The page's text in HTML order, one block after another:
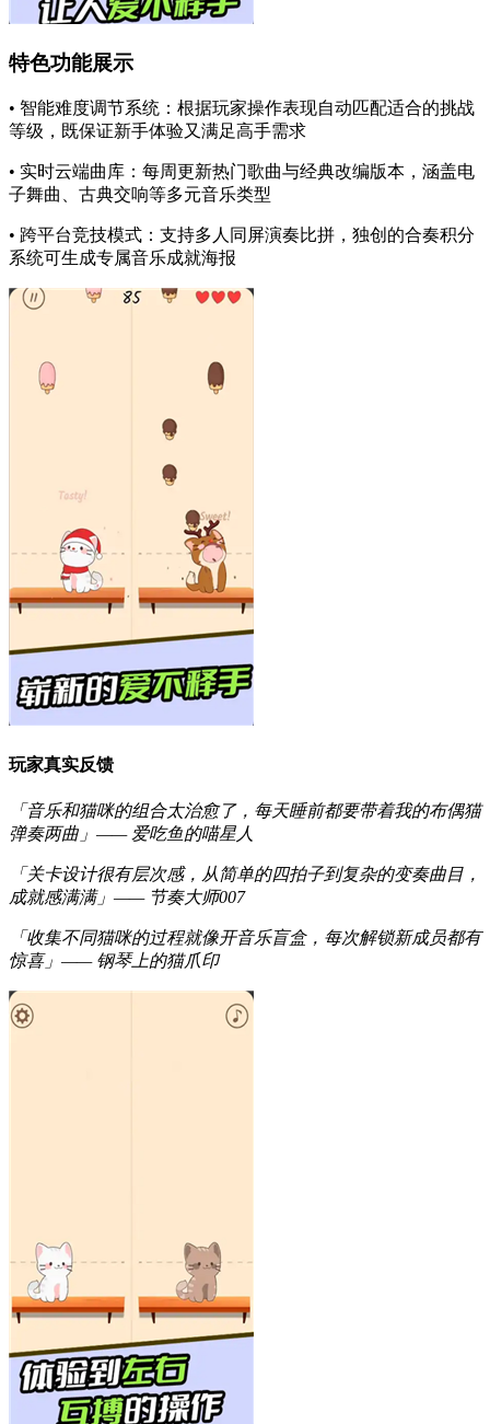
特色功能展示
• 智能难度调节系统：根据玩家操作表现自动匹配适合的挑战
等级，既保证新手体验又满足高手需求
• 实时云端曲库：每周更新热门歌曲与经典改编版本，涵盖电
子舞曲、古典交响等多元音乐类型
• 跨平台竞技模式：支持多人同屏演奏比拼，独创的合奏积分
系统可生成专属音乐成就海报
玩家真实反馈
「音乐和猫咪的组合太治愈了，每天睡前都要带着我的布偶猫
弹奏两曲」—— 爱吃鱼的喵星人
「关卡设计很有层次感，从简单的四拍子到复杂的变奏曲目，
成就感满满」—— 节奏大师007
「收集不同猫咪的过程就像开音乐盲盒，每次解锁新成员都有
惊喜」—— 钢琴上的猫爪印